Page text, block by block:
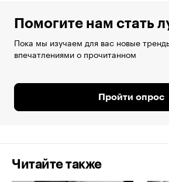
Помогите нам стать
Пока мы изучаем для вас новые
впечатлениями о прочитанном
Пройти опрос
Читайте также